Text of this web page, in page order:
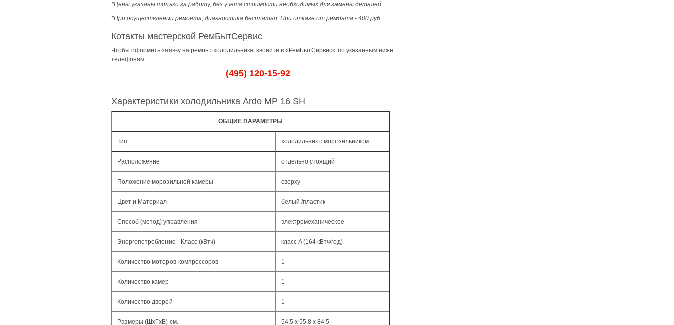
*Цены указаны только за работу, без учета стоимости необходимых для замены деталей.
*При осуществлении ремонта, диагностика бесплатно. При отказе от ремонта - 400 руб.
Котакты мастерской РемБытСервис
Чтобы оформить заявку на ремонт холодильника, звоните в «РемБытСервис» по указанным ниже
телефонам:
(495) 120-15-92
Характеристики холодильника Ardo MP 16 SH
ОБЩИЕ ПАРАМЕТРЫ
Тип холодильник с морозильником
Расположение отдельно стоящий
Положение морозильной камеры сверху
Цвет и Материал белый /пластик
Способ (метод) управления электромеханическое
Энергопотребление - Класс (кВтч) класс A (164 кВтч/год)
Количество моторов-компрессоров 1
Количество камер 1
Количество дверей 1
Размеры (ШxГxВ) см. 54.5 x 55.8 x 84.5